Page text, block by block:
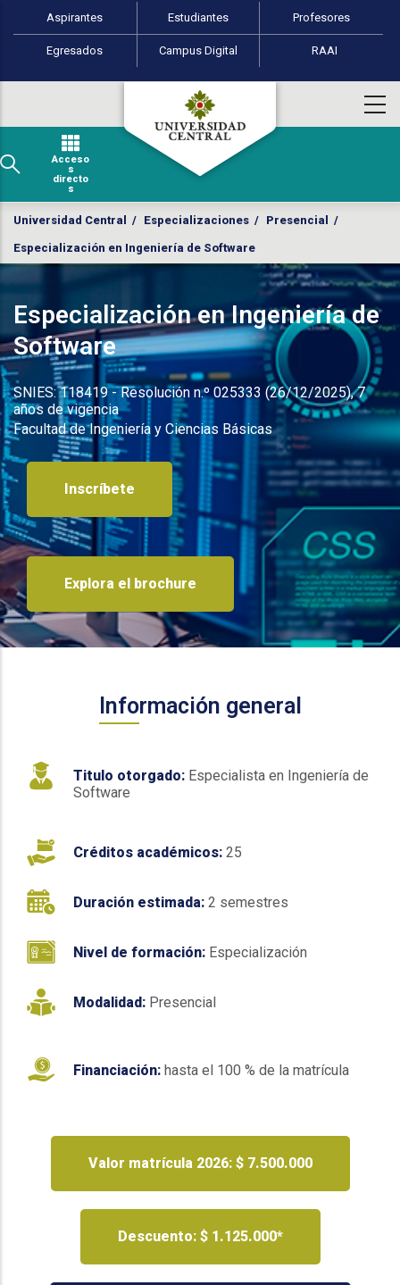
Pasar al contenido principal
Perfiles de usuario
Aspirantes Estudiantes Profesores
Egresados Campus Digital RAAI
Acceso
s
directo
s
Universidad Central / Especializaciones / Presencial /
Especialización en Ingeniería de Software
Especialización en Ingeniería de
Software
SNIES: 118419 - Resolución n.º 025333 (26/12/2025), 7
años de vigencia
Facultad de Ingeniería y Ciencias Básicas
Inscríbete
Explora el brochure
Información general
Titulo otorgado: Especialista en Ingeniería de
Software
Créditos académicos: 25
Duración estimada: 2 semestres
Nivel de formación: Especialización
Modalidad: Presencial
Financiación: hasta el 100 % de la matrícula
Valor matrícula 2026: $ 7.500.000
Descuento: $ 1.125.000*